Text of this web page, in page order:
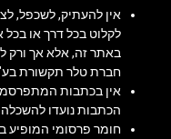
אין להעתיק, לשכפל,
לקלוט בכל דרך או
באתר זה, אלא אך ורק
חברת טלר תקשורת
אין בכתבות
הכתבות נועדו
חומר פרסומי המופיע